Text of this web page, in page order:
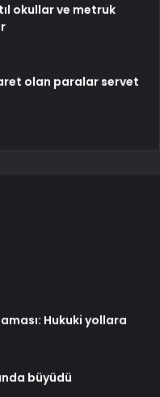
okullar ve metruk
olan paralar servet
Hukuki yollara
büyüdü